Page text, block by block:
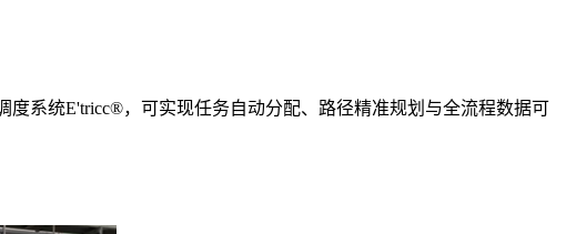
系统E'tricc®，可实现任务自动分配、路径精准规划与全流程数据可